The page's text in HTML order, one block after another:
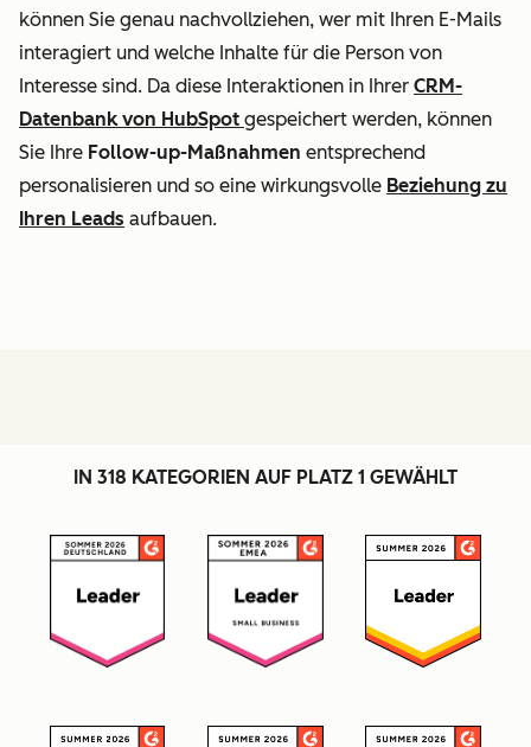
können Sie genau nachvollziehen, wer mit Ihren E-Mails
interagiert und welche Inhalte für die Person von
Interesse sind. Da diese Interaktionen in Ihrer CRM-
Datenbank von HubSpot gespeichert werden, können
Sie Ihre Follow-up-Maßnahmen entsprechend
personalisieren und so eine wirkungsvolle Beziehung zu
Ihren Leads aufbauen.
IN 318 KATEGORIEN AUF PLATZ 1 GEWÄHLT